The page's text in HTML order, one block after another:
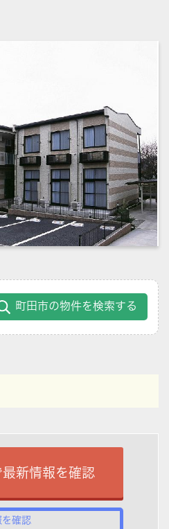
町田市の物件を検索する
最新情報を確認
確認